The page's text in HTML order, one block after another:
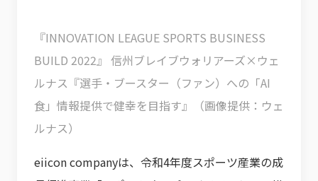
『INNOVATION LEAGUE SPORTS BUSINESS
BUILD 2022』 信州ブレイブウォリアーズ×ウェ
ルナス『選手・ブースター（ファン）への「AI
食」情報提供で健幸を目指す』（画像提供：ウェ
ルナス）
eiicon companyは、令和4年度スポーツ産業の成